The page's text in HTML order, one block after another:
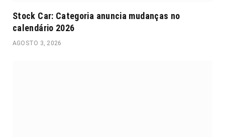
Stock Car: Categoria anuncia mudanças no
calendário 2026
AGOSTO 3, 2026